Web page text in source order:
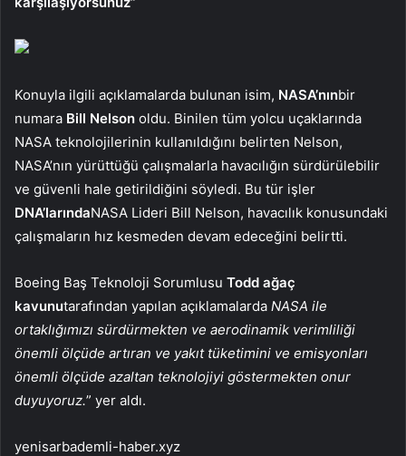
Konuyla ilgili açıklamalarda bulunan isim, NASA’nınbir
numara Bill Nelson oldu. Binilen tüm yolcu uçaklarında
NASA teknolojilerinin kullanıldığını belirten Nelson,
NASA’nın yürüttüğü çalışmalarla havacılığın sürdürülebilir
ve güvenli hale getirildiğini söyledi. Bu tür işler
DNA’larındaNASA Lideri Bill Nelson, havacılık konusundaki
çalışmaların hız kesmeden devam edeceğini belirtti.
Boeing Baş Teknoloji Sorumlusu Todd ağaç
kavunutarafından yapılan açıklamalarda NASA ile
ortaklığımızı sürdürmekten ve aerodinamik verimliliği
önemli ölçüde artıran ve yakıt tüketimini ve emisyonları
önemli ölçüde azaltan teknolojiyi göstermekten onur
duyuyoruz.” yer aldı.
yenisarbademli-haber.xyz